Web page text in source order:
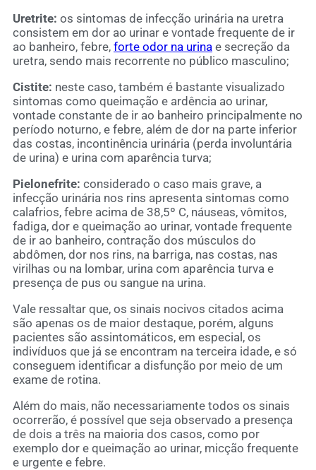
Uretrite: os sintomas de infecção urinária na uretra
consistem em dor ao urinar e vontade frequente de ir
ao banheiro, febre, forte odor na urina e secreção da
uretra, sendo mais recorrente no público masculino;
Cistite: neste caso, também é bastante visualizado
sintomas como queimação e ardência ao urinar,
vontade constante de ir ao banheiro principalmente no
período noturno, e febre, além de dor na parte inferior
das costas, incontinência urinária (perda involuntária
de urina) e urina com aparência turva;
Pielonefrite: considerado o caso mais grave, a
infecção urinária nos rins apresenta sintomas como
calafrios, febre acima de 38,5º C, náuseas, vômitos,
fadiga, dor e queimação ao urinar, vontade frequente
de ir ao banheiro, contração dos músculos do
abdômen, dor nos rins, na barriga, nas costas, nas
virilhas ou na lombar, urina com aparência turva e
presença de pus ou sangue na urina.
Vale ressaltar que, os sinais nocivos citados acima
são apenas os de maior destaque, porém, alguns
pacientes são assintomáticos, em especial, os
indivíduos que já se encontram na terceira idade, e só
conseguem identificar a disfunção por meio de um
exame de rotina.
Além do mais, não necessariamente todos os sinais
ocorrerão, é possível que seja observado a presença
de dois a três na maioria dos casos, como por
exemplo dor e queimação ao urinar, micção frequente
e urgente e febre.